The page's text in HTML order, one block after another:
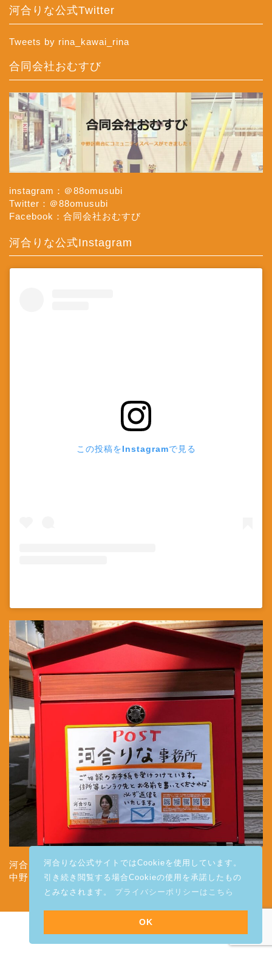
河合りな公式Twitter
Tweets by rina_kawai_rina
合同会社おむすび
instagram：＠88omusubi
Twitter：＠88omusubi
Facebook：合同会社おむすび
河合りな公式Instagram
この投稿をInstagramで見る
河合りな事務所
中野区南台3-2-4
プライバシーポリシー
河合りな公式サイトではCookieを使用しています。
引き続き閲覧する場合Cookieの使用を承諾したもの
とみなされます。 プライバシーポリシーはこちら
OK